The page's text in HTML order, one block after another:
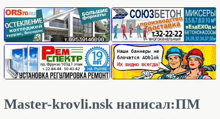
Master-krovli.nsk написал:ПМ